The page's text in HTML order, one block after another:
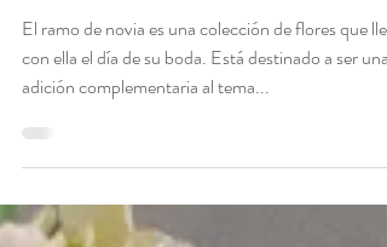
Paulina
24 may 2021
5 min de lectura
Todo sobre el ramo de novia
El ramo de novia es una colección de flores que
con ella el día de su boda. Está destinado a ser una
adición complementaria al tema...